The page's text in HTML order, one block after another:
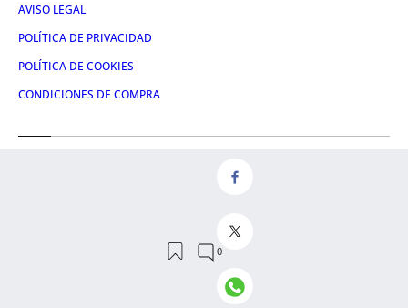
AVISO LEGAL
POLÍTICA DE PRIVACIDAD
POLÍTICA DE COOKIES
CONDICIONES DE COMPRA